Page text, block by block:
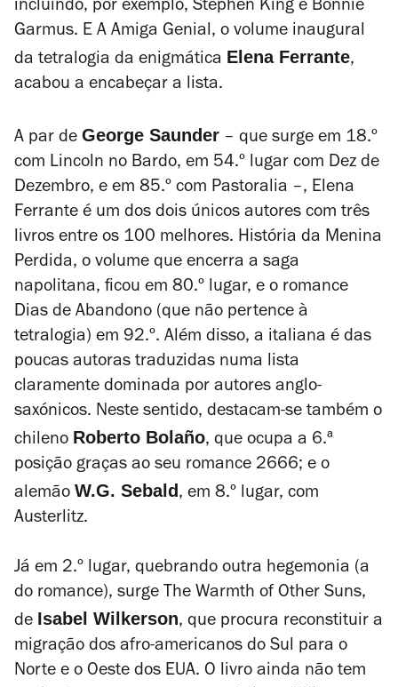
incluindo, por exemplo, Stephen King e Bonnie
Garmus. E A Amiga Genial, o volume inaugural
da tetralogia da enigmática Elena Ferrante,
acabou a encabeçar a lista.
A par de George Saunder – que surge em 18.º
com Lincoln no Bardo, em 54.º lugar com Dez de
Dezembro, e em 85.º com Pastoralia –, Elena
Ferrante é um dos dois únicos autores com três
livros entre os 100 melhores. História da Menina
Perdida, o volume que encerra a saga
napolitana, ficou em 80.º lugar, e o romance
Dias de Abandono (que não pertence à
tetralogia) em 92.º. Além disso, a italiana é das
poucas autoras traduzidas numa lista
claramente dominada por autores anglo-
saxónicos. Neste sentido, destacam-se também o
chileno Roberto Bolaño, que ocupa a 6.ª
posição graças ao seu romance 2666; e o
alemão W.G. Sebald , em 8.º lugar, com
Austerlitz.
Já em 2.º lugar, quebrando outra hegemonia (a
do romance), surge The Warmth of Other Suns,
de Isabel Wilkerson, que procura reconstituir a
migração dos afro-americanos do Sul para o
Norte e o Oeste dos EUA. O livro ainda não tem